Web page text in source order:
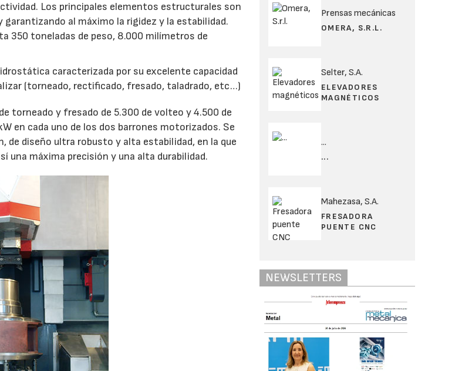
Los principales elementos estructurales son
al máximo la rigidez y la estabilidad.
350 toneladas de peso, 8.000 milímetros de
caracterizada por su excelente capacidad
(torneado, rectificado, fresado, taladrado, etc…)
torneado y fresado de 5.300 de volteo y 4.500 de
en cada uno de los dos barrones motorizados. Se
diseño ultra robusto y alta estabilidad, en la que
una máxima precisión y una alta durabilidad.
Prensas mecánicas
OMERA, S.R.L.
Selter, S.A.
ELEVADORES
MAGNÉTICOS
...
...
Mahezasa, S.A.
FRESADORA
PUENTE CNC
NEWSLETTERS